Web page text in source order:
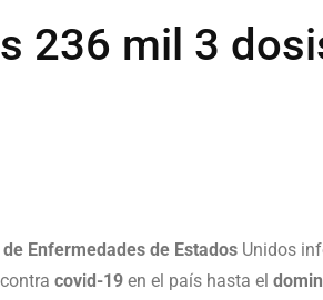
236 mil 3
Enfermedades de Estados Unidos
covid-19 en el país hasta el